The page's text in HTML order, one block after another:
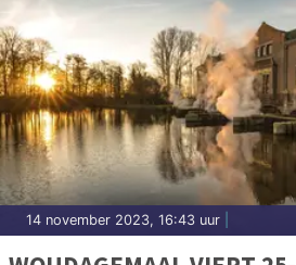
14 november 2023, 16:43 uur